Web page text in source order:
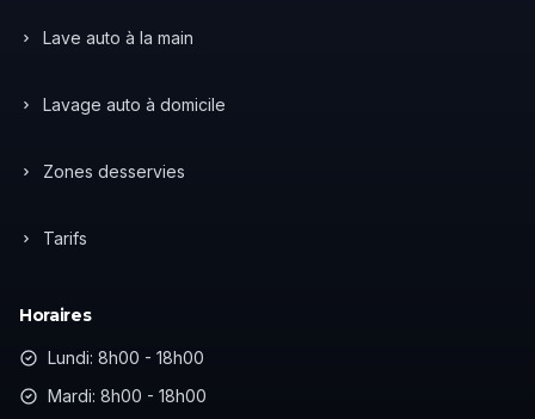
Lave auto à la main
Lavage auto à domicile
Zones desservies
Tarifs
Horaires
Lundi: 8h00 - 18h00
Mardi: 8h00 - 18h00